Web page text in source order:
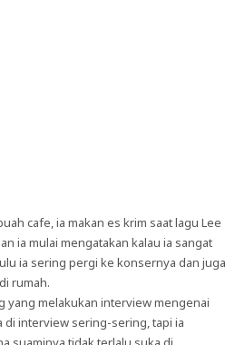
cafe, ia makan es krim saat lagu Lee
ia mulai mengatakan kalau ia sangat
ia sering pergi ke konsernya dan juga
rumah.
yang melakukan interview mengenai
di interview sering-sering, tapi ia